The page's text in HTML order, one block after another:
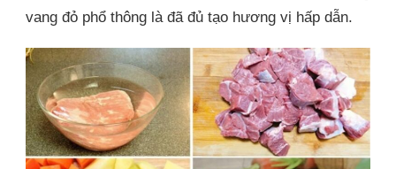
vang đỏ phổ thông là đã đủ tạo hương vị hấp dẫn.